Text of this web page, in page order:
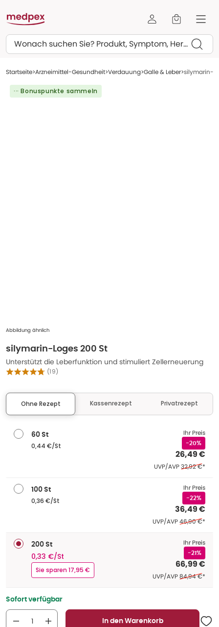
Suchen
Startseite Arzneimittel-Gesundheit Verdauung Galle & Leber silymarin-
··· Bonuspunkte sammeln
Abbildung ähnlich
silymarin-Loges 200 St
Unterstützt die Leberfunktion und stimuliert Zellerneuerung
(19)
Ohne Rezept Kassenrezept Privatrezept
60 St
0,44 €/St
Ihr Preis
-20%
26,49 €
UVP/AVPEhemaliger
32,92 €*
100 St
0,36 €/St
Ihr Preis
-22%
36,49 €
UVP/AVPEhemaliger
46,90 €*
200 St
0,33 €/St
Sie sparen 17,95 €
Ihr Preis
-21%
66,99 €
UVP/AVPEhemaliger
84,94 €*
Sofort verfügbar
In den Warenkorb